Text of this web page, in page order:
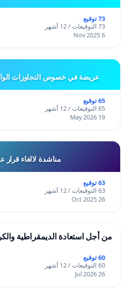
73 توقيع
73 التوقيعات / 12 أشهر
6 Nov 2025
عريضة في خصوص التجاوزات
65 توقيع
65 التوقيعات / 12 أشهر
19 May 2026
مناشدة لالغاء قرار
63 توقيع
63 التوقيعات / 12 أشهر
26 Oct 2025
من أجل استعادة الديمقراطية
60 توقيع
60 التوقيعات / 12 أشهر
26 Jul 2026